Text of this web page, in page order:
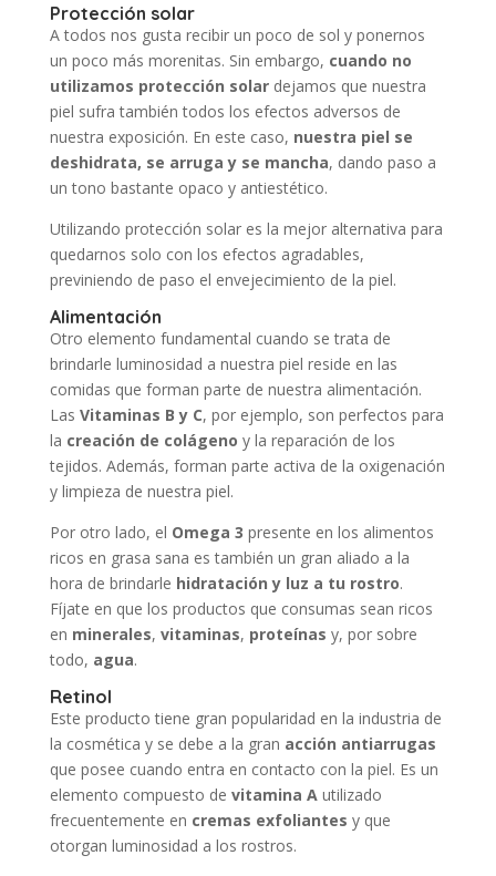
Protección solar
A todos nos gusta recibir un poco de sol y ponernos
un poco más morenitas. Sin embargo, cuando no
utilizamos protección solardejamos que nuestra
piel sufra también todos los efectos adversos de
nuestra exposición. En este caso, nuestra piel se
deshidrata, se arruga y se mancha, dando paso a
un tono bastante opaco y antiestético.
Utilizando protección solar es la mejor alternativa para
quedarnos solo con los efectos agradables,
previniendo de paso el envejecimiento de la piel.
Alimentación
Otro elemento fundamental cuando se trata de
brindarle luminosidad a nuestra piel reside en las
comidas que forman parte de nuestra alimentación.
Las Vitaminas B y C, por ejemplo, son perfectos para
la creación de colágeno y la reparación de los
tejidos. Además, forman parte activa de la oxigenación
y limpieza de nuestra piel.
Por otro lado, el Omega 3 presente en los alimentos
ricos en grasa sana es también un gran aliado a la
hora de brindarle hidratación y luz a tu rostro.
Fíjate en que los productos que consumas sean ricos
en minerales, vitaminas, proteínas y, por sobre
todo, agua.
Retinol
Este producto tiene gran popularidad en la industria de
la cosmética y se debe a la gran acción antiarrugas
que posee cuando entra en contacto con la piel. Es un
elemento compuesto de vitamina Autilizado
frecuentemente en cremas exfoliantes y que
otorgan luminosidad a los rostros.